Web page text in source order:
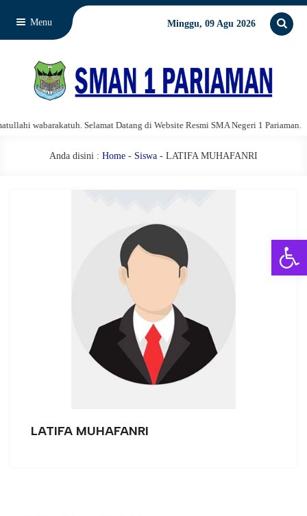
Menu Minggu, 09 Agu 2026
wabarakatuh. Selamat Datang di Website Resmi SMA Negeri 1 Pariaman.
Anda disini : Home - Siswa - LATIFA MUHAFANRI
LATIFA MUHAFANRI